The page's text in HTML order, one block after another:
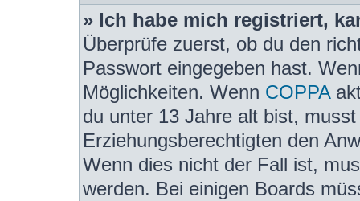
» Ich habe mich registriert,
Überprüfe zuerst, ob du den
Passwort eingegeben hast.
Möglichkeiten. Wenn COPPA
du unter 13 Jahre alt bist,
Erziehungsberechtigten den
Wenn dies nicht der Fall ist,
werden. Bei einigen Boards